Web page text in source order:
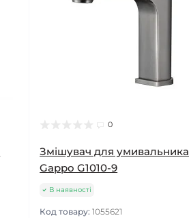
0
Змішувач для умивальника
Gappo G1010-9
В наявності
Код товару:1055621